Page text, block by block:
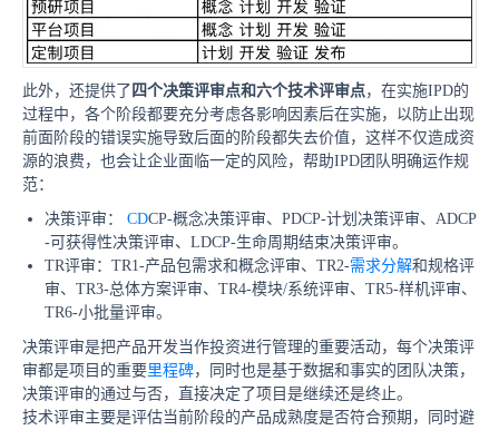
此外，还提供了 四个决策评审点和六个技术评审点，在实施IPD的
过程中，各个阶段都要充分考虑各影响因素后在实施，以防止出现
前面阶段的错误实施导致后面的阶段都失去价值，这样不仅造成资
源的浪费，也会让企业面临一定的风险，帮助IPD团队明确运作规
范：
决策评审： CDCP-概念决策评审、PDCP-计划决策评审、ADCP
-可获得性决策评审、LDCP-生命周期结束决策评审。
TR评审：TR1-产品包需求和概念评审、TR2-需求分解和规格评
审、TR3-总体方案评审、TR4-模块/系统评审、TR5-样机评审、
TR6-小批量评审。
决策评审是把产品开发当作投资进行管理的重要活动，每个决策评
审都是项目的重要里程碑，同时也是基于数据和事实的团队决策，
决策评审的通过与否，直接决定了项目是继续还是终止。
技术评审主要是评估当前阶段的产品成熟度是否符合预期，同时避